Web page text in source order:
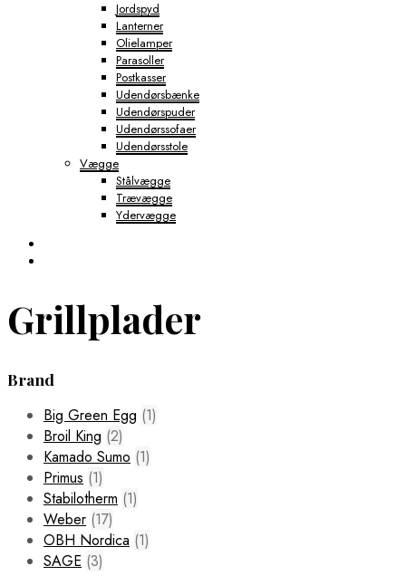
Jordspyd
Lanterner
Olielamper
Parasoller
Postkasser
Udendørsbænke
Udendørspuder
Udendørssofaer
Udendørsstole
Vægge
Stålvægge
Trævægge
Ydervægge
Grillplader
Brand
Big Green Egg (1)
Broil King (2)
Kamado Sumo (1)
Primus (1)
Stabilotherm (1)
Weber (17)
OBH Nordica (1)
SAGE (3)